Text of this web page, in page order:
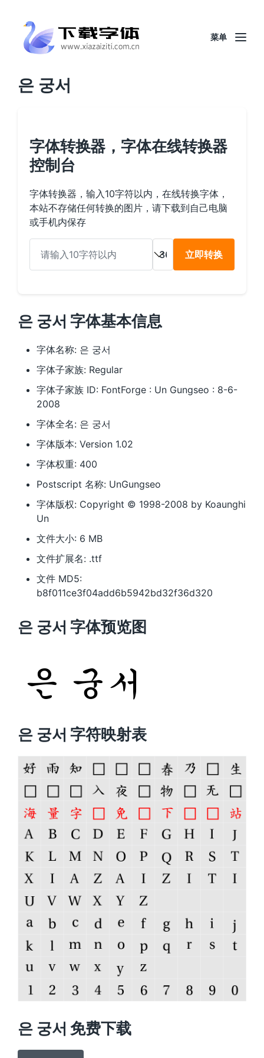
菜单
은 궁서
字体转换器，字体在线转换器
控制台
字体转换器，输入10字符以内，在线转换字体，
本站不存储任何转换的图片，请下载到自己电脑
或手机内保存
立即转换
은 궁서 字体基本信息
字体名称: 은 궁서
字体子家族: Regular
字体子家族 ID: FontForge : Un Gungseo : 8-6-
2008
字体全名: 은 궁서
字体版本: Version 1.02
字体权重: 400
Postscript 名称: UnGungseo
字体版权: Copyright © 1998-2008 by Koaunghi
Un
文件大小: 6 MB
文件扩展名: .ttf
文件 MD5:
b8f011ce3f04add6b5942bd32f36d320
은 궁서 字体预览图
은 궁서 字符映射表
은 궁서 免费下载